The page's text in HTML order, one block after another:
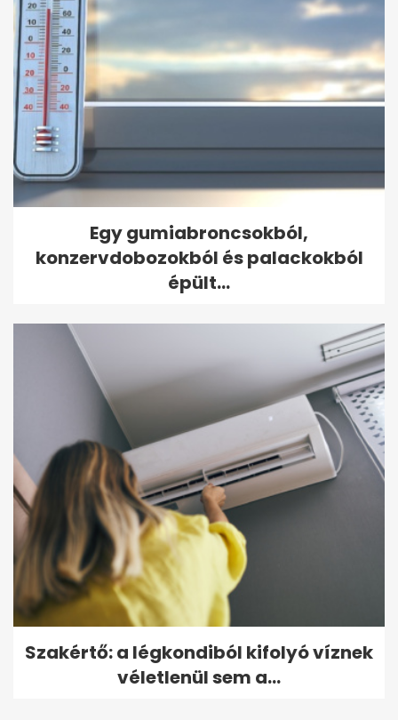
Egy gumiabroncsokból,
konzervdobozokból és palackokból
épült...
Szakértő: a légkondiból kifolyó víznek
véletlenül sem a...